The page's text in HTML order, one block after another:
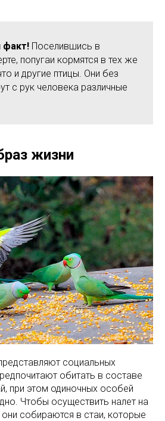
факт! Поселившись в
попугаи кормятся в тех же
и другие птицы. Они без
с рук человека различные
жизни
социальных
обитать в составе
при этом одиночных особей
Чтобы осуществить налет на
собираются в стаи, которые